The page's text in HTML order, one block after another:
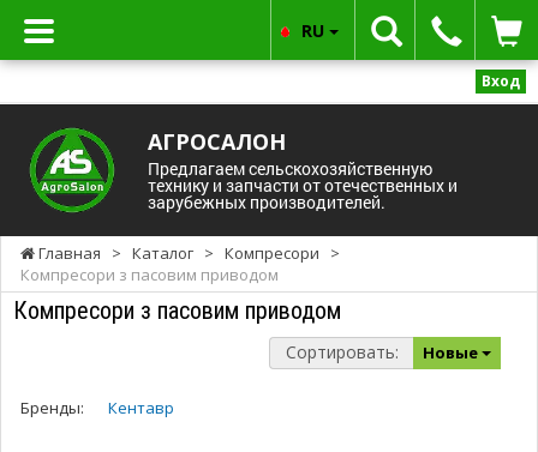
Вход
АГРОСАЛОН
Предлагаем сельскохозяйственную
технику и запчасти от отечественных и
зарубежных производителей.
RU
Главная > Каталог > Компресори
>
Компресори з пасовим приводом
Компресори з пасовим приводом
Сортировать: Новые
Бренды: Кентавр